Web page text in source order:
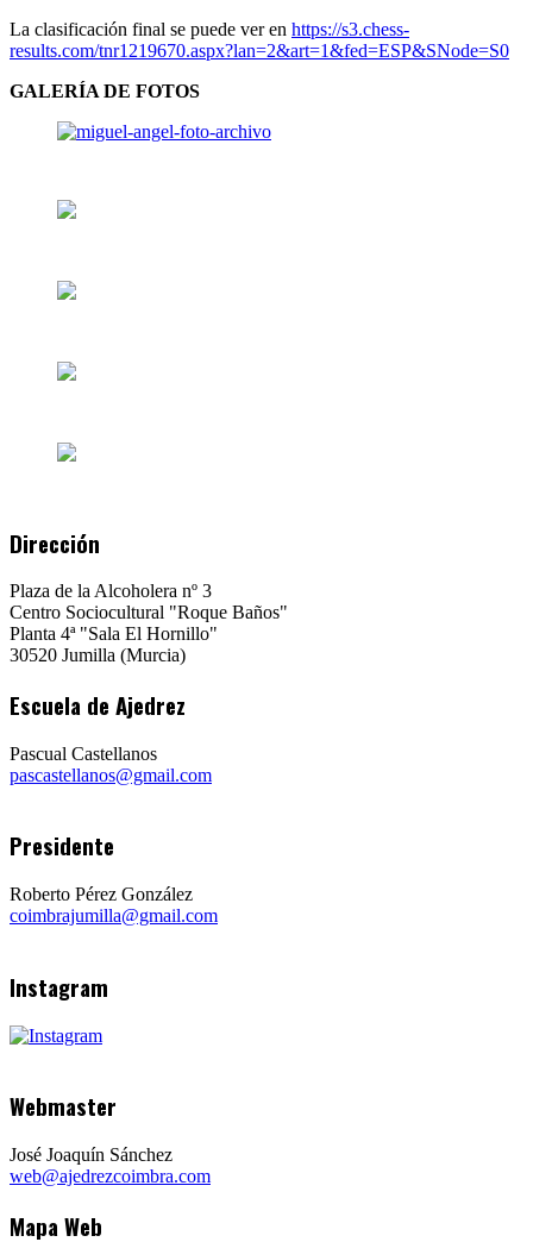
La clasificación final se puede ver en https://s3.chess-
results.com/tnr1219670.aspx?lan=2&art=1&fed=ESP&SNode=S0
GALERÍA DE FOTOS
Dirección
Plaza de la Alcoholera nº 3
Centro Sociocultural "Roque Baños"
Planta 4ª "Sala El Hornillo"
30520 Jumilla (Murcia)
Escuela de Ajedrez
Pascual Castellanos
pascastellanos@gmail.com
Presidente
Roberto Pérez González
coimbrajumilla@gmail.com
Instagram
Webmaster
José Joaquín Sánchez
web@ajedrezcoimbra.com
Mapa Web